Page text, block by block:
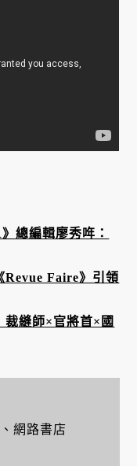
總編輯廖秀哖：
Revue Faire》引領
裁縫師×官將首×國
網路書店